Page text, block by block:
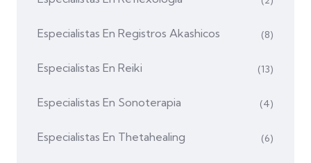
Especialistas En Registros Akashicos (8)
Especialistas En Reiki (13)
Especialistas En Sonoterapia (4)
Especialistas En Thetahealing (6)